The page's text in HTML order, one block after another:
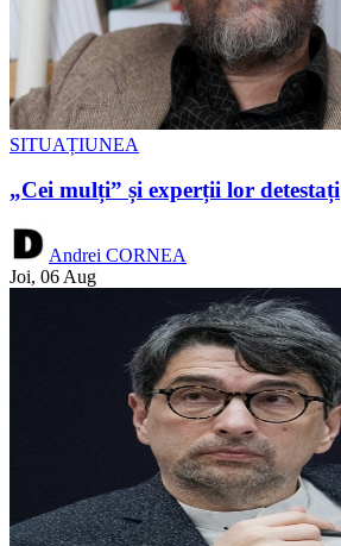
SITUAȚIUNEA
„Cei mulți” și experții lor detestați
Andrei CORNEA
Joi, 06 Aug